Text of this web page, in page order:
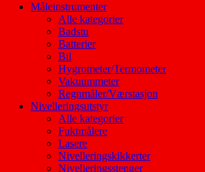
Måleinstrumenter
Alle kategorier
Badstu
Batterier
Bil
Hygrometer/Termometer
Vakuummeter
Regnmåler/Værstasjon
Nivelleringsutstyr
Alle kategorier
Fuktmålere
Lasere
Nivelleringskikkerter
Nivelleringsstenger